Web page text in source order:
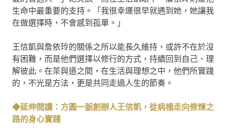
生命中最重要的支持。「我很幸運很早就遇到她，她讓我
在做選擇時，不會感到孤單。」
王信凱與詹依玲的關係之所以能長久維持，或許不在於沒
有困難，而是他們選擇以修行的方式，持續回到自己、理
解彼此。在茶與道之間，在生活與理想之中，他們所實踐
的，不光是方法，更是共同走過人生的節奏。
◆延伸閱讀：方圓一脈創辦人王信凱，從病榻走向修煉之
路的身心實踐